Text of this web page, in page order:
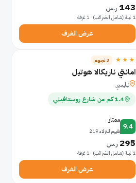
143 ر.س
1 ليلة (شامل الضرائب) · 1 غرفة
عرض الغرف
★★★ 3 نجوم
امانتي ناريكالا هوتيل
تبليسي
1.4 كم من شارع روستافيلي
9.4
ممتاز
تقييم للنزلاء 219
295 ر.س
1 ليلة (شامل الضرائب) · 1 غرفة
عرض الغرف